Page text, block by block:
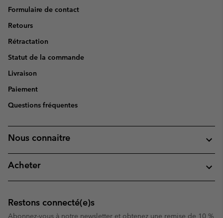
Formulaire de contact
Retours
Rétractation
Statut de la commande
Livraison
Paiement
Questions fréquentes
Nous connaitre
Acheter
Restons connecté(e)s
Abonnez-vous à notre newsletter et obtenez une remise de 10 %